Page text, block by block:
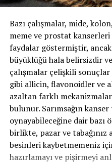
Bazı çalışmalar, mide,
meme ve prostat
faydalar göstermiştir,
büyüklüğü hala belirsizdir
çalışmalar çelişkili
gibi allicin, flavonoidler ve
azaltan farklı
bulunur. Sarımsağın
oynayabileceğine dair bazı
birlikte, pazar ve tabağınız
besinleri kaybetmemeniz
hazırlamayı ve pişirmeyi